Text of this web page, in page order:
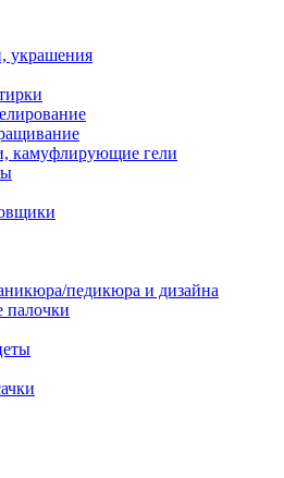
украшения
камуфлирующие гели
педикюра и дизайна
палочки